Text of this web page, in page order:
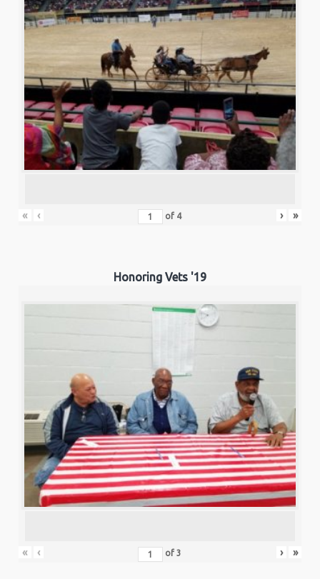
« ‹ of 4 › »
Honoring Vets '19
« ‹ of3 › »